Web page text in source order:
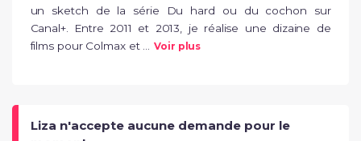
un sketch de la série Du hard ou du cochon sur
Canal+. Entre 2011 et 2013, je réalise une dizaine de
films pour Colmax et ...
Voir plus
Liza n'accepte aucune demande pour le